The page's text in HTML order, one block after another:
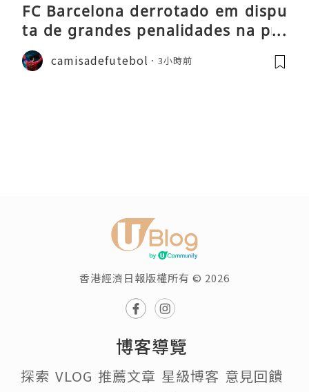
FC Barcelona derrotado em dispu
ta de grandes penalidades na pré
-época
camisadefutebol 3小時前
香港經濟日報版權所有 © 2026
博客導覽
探索 VLOG 推薦文章 星級博客 意見回饋